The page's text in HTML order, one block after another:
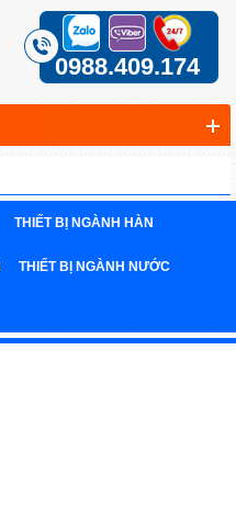
0988.409.174
THIẾT BỊ NGÀNH HÀN
THIẾT BỊ NGÀNH NƯỚC